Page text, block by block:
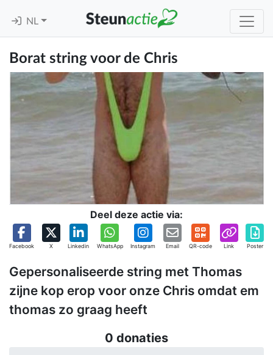
NL
Borat string voor de Chris
Deel deze actie via:
Facebook X Linkedin WhatsApp Instagram Email QR-code Link Poster
Gepersonaliseerde string met Thomas
zijne kop erop voor onze Chris omdat em
thomas zo graag heeft
0 donaties